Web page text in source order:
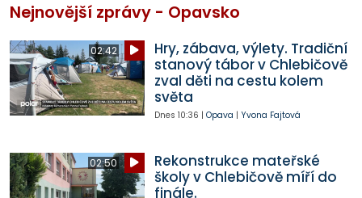
Nejnovější zprávy - Opavsko
02:42
Hry, zábava, výlety. Tradiční
stanový tábor v Chlebičově
zval děti na cestu kolem
světa
Dnes 10:36 | Opava | Yvona Fajtová
02:50
Rekonstrukce mateřské
školy v Chlebičově míří do
finále.